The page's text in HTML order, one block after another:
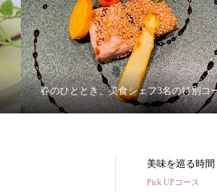
春のひととき、美食シェフ3名の特別コ
美味を巡る時
Pick UPコース